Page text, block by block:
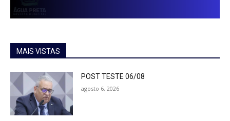
MAIS VISTAS
POST TESTE 06/08
agosto 6, 2026